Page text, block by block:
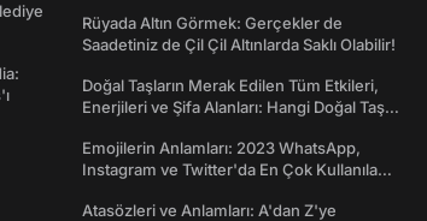
Rüyada Altın Görmek: Gerçekler de
Saadetiniz de Çil Çil Altınlarda Saklı Olabilir!
Doğal Taşların Merak Edilen Tüm Etkileri,
Enerjileri ve Şifa Alanları: Hangi Doğal Taş
Emojilerin Anlamları: 2023 WhatsApp,
Instagram ve Twitter'da En Çok Kullanılan
Atasözleri ve Anlamları: A'dan Z'ye